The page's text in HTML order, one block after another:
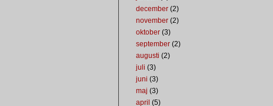
december (2)
november (2)
oktober (3)
september (2)
augusti (2)
juli (3)
juni (3)
maj (3)
april (5)